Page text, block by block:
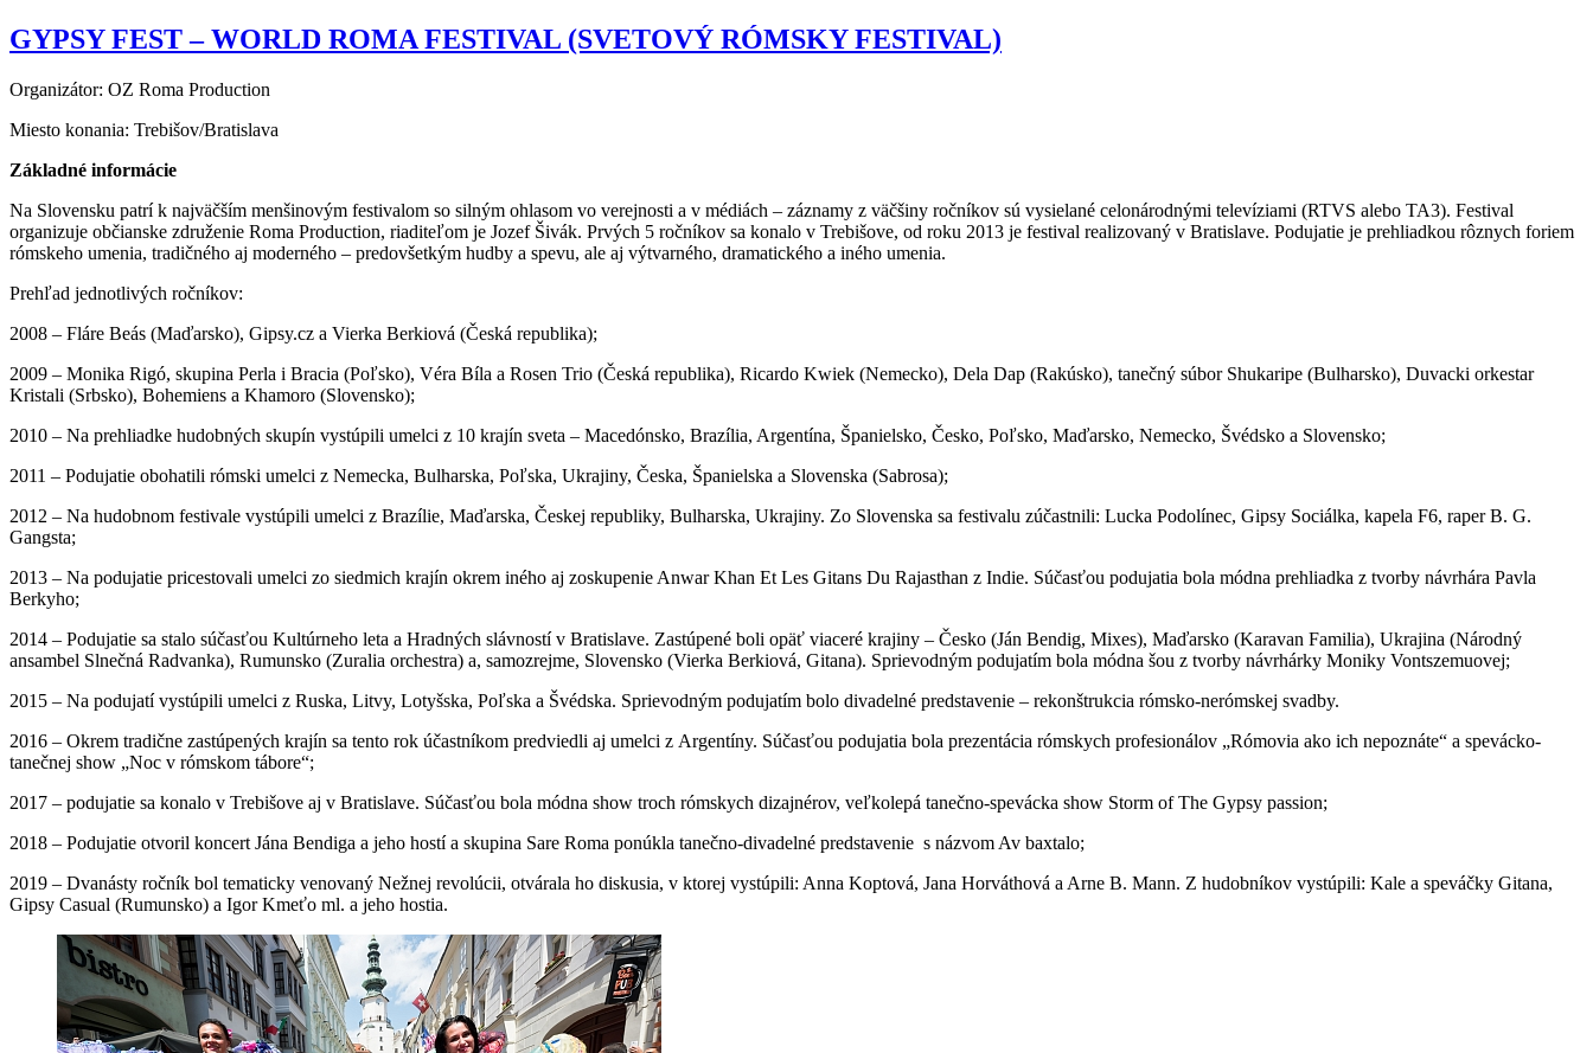
GYPSY FEST – WORLD ROMA FESTIVAL (SVETOVÝ RÓMSKY FESTIVAL)
Organizátor: OZ Roma Production
Miesto konania: Trebišov/Bratislava
Základné informácie
Na Slovensku patrí k najväčším menšinovým festivalom so silným ohlasom vo verejnosti a v médiách – záznamy z väčšiny ročníkov sú vysielané celonárodnými televíziami (RTVS alebo TA3). Festival
organizuje občianske združenie Roma Production, riaditeľom je Jozef Šivák. Prvých 5 ročníkov sa konalo v Trebišove, od roku 2013 je festival realizovaný v Bratislave. Podujatie je prehliadkou rôznych foriem
rómskeho umenia, tradičného aj moderného – predovšetkým hudby a spevu, ale aj výtvarného, dramatického a iného umenia.
Prehľad jednotlivých ročníkov:
2008 – Fláre Beás (Maďarsko), Gipsy.cz a Vierka Berkiová (Česká republika);
2009 – Monika Rigó, skupina Perla i Bracia (Poľsko), Véra Bíla a Rosen Trio (Česká republika), Ricardo Kwiek (Nemecko), Dela Dap (Rakúsko), tanečný súbor Shukaripe (Bulharsko), Duvacki orkestar
Kristali (Srbsko), Bohemiens a Khamoro (Slovensko);
2010 – Na prehliadke hudobných skupín vystúpili umelci z 10 krajín sveta – Macedónsko, Brazília, Argentína, Španielsko, Česko, Poľsko, Maďarsko, Nemecko, Švédsko a Slovensko;
2011 – Podujatie obohatili rómski umelci z Nemecka, Bulharska, Poľska, Ukrajiny, Česka, Španielska a Slovenska (Sabrosa);
2012 – Na hudobnom festivale vystúpili umelci z Brazílie, Maďarska, Českej republiky, Bulharska, Ukrajiny. Zo Slovenska sa festivalu zúčastnili: Lucka Podolínec, Gipsy Sociálka, kapela F6, raper B. G.
Gangsta;
2013 – Na podujatie pricestovali umelci zo siedmich krajín okrem iného aj zoskupenie Anwar Khan Et Les Gitans Du Rajasthan z Indie. Súčasťou podujatia bola módna prehliadka z tvorby návrhára Pavla
Berkyho;
2014 – Podujatie sa stalo súčasťou Kultúrneho leta a Hradných slávností v Bratislave. Zastúpené boli opäť viaceré krajiny – Česko (Ján Bendig, Mixes), Maďarsko (Karavan Familia), Ukrajina (Národný
ansambel Slnečná Radvanka), Rumunsko (Zuralia orchestra) a, samozrejme, Slovensko (Vierka Berkiová, Gitana). Sprievodným podujatím bola módna šou z tvorby návrhárky Moniky Vontszemuovej;
2015 – Na podujatí vystúpili umelci z Ruska, Litvy, Lotyšska, Poľska a Švédska. Sprievodným podujatím bolo divadelné predstavenie – rekonštrukcia rómsko-nerómskej svadby.
2016 – Okrem tradične zastúpených krajín sa tento rok účastníkom predviedli aj umelci z Argentíny. Súčasťou podujatia bola prezentácia rómskych profesionálov „Rómovia ako ich nepoznáte“ a spevácko-
tanečnej show „Noc v rómskom tábore“;
2017 – podujatie sa konalo v Trebišove aj v Bratislave. Súčasťou bola módna show troch rómskych dizajnérov, veľkolepá tanečno-spevácka show Storm of The Gypsy passion;
2018 – Podujatie otvoril koncert Jána Bendiga a jeho hostí a skupina Sare Roma ponúkla tanečno-divadelné predstavenie s názvom Av baxtalo;
2019 – Dvanásty ročník bol tematicky venovaný Nežnej revolúcii, otvárala ho diskusia, v ktorej vystúpili: Anna Koptová, Jana Horváthová a Arne B. Mann. Z hudobníkov vystúpili: Kale a speváčky Gitana,
Gipsy Casual (Rumunsko) a Igor Kmeťo ml. a jeho hostia.